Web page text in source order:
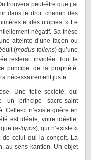
trouvera peut-être que j’ai
dans le droit chemin des
et des utopies. » Le
négatif. Sa thèse
atteinte d’une façon ou
(modus tollens) qu’une
resterait inviolée. Tout le
principe de la propriété.
nécessairement juste.
Une telle société, qui
un principe sacro-saint
Celle-ci n’existe guère en
est idéale, voire idéelle,
(a-topos), qui n’existe «
de celui qui la conçoit. La
au sens kantien. Un objet